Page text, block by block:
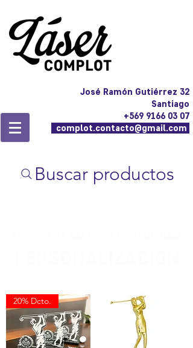
José Ramón Gutiérrez 32
Santiago
+569 9166 03 07
complot.contacto@gmail.com
Buscar productos
20% Dcto.